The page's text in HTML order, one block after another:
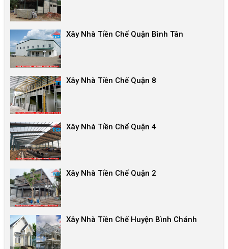
Xây Nhà Tiền Chế Quận Bình Tân
Xây Nhà Tiền Chế Quận 8
Xây Nhà Tiền Chế Quận 4
Xây Nhà Tiền Chế Quận 2
Xây Nhà Tiền Chế Huyện Bình Chánh